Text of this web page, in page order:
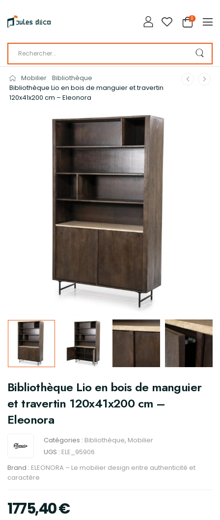
0
Mobilier Bibliothèque
Bibliothèque Lio en bois de manguier et travertin
120x41x200 cm – Eleonora
Bibliothèque Lio en bois de manguier
et travertin 120x41x200 cm –
Eleonora
Catégories : Bibliothèque, Mobilier
UGS : ELE_95906
Brand : ELEONORA – Le mobilier design entre authenticité et
caractère
1775,40€